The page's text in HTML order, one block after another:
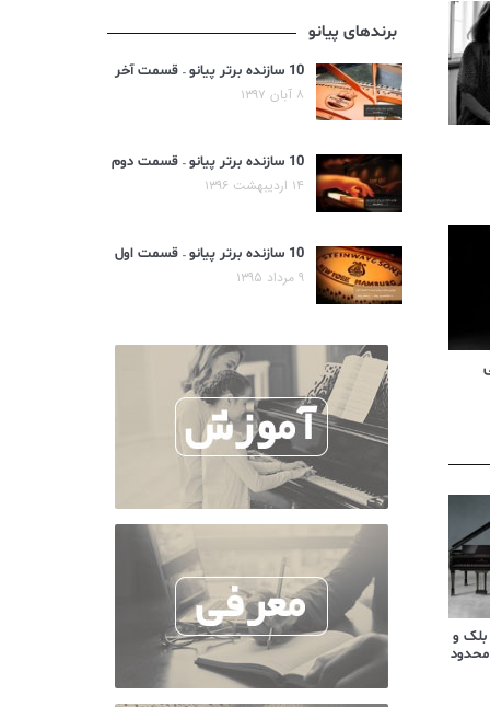
بلک و
برندهای پیانو
10 سازنده برتر پیانو – قسمت آخر
۸ آبان ۱۳۹۷
10 سازنده برتر پیانو – قسمت دوم
۱۴ اردیبهشت ۱۳۹۶
10 سازنده برتر پیانو – قسمت اول
۹ مرداد ۱۳۹۵